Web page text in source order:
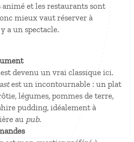
animé et les restaurants sont
mieux vaut réserver à
a un spectacle.
devenu un vrai classique ici.
est un incontournable : un plat
légumes, pommes de terre,
pudding, idéalement à
au pub.